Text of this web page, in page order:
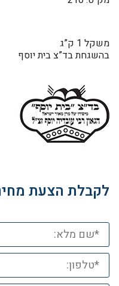
משקל 1 ק”ג
בהשגחת בד”צ בית יוסף
לקבלת הצעת